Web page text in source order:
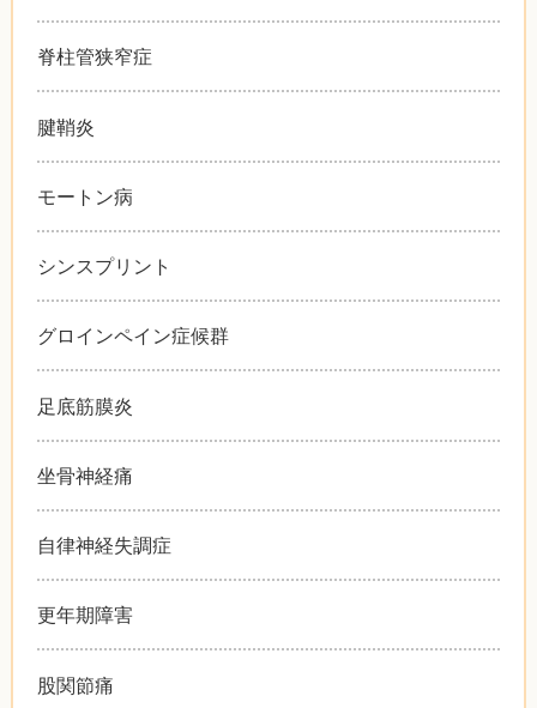
脊柱管狭窄症
腱鞘炎
モートン病
シンスプリント
グロインペイン症候群
足底筋膜炎
坐骨神経痛
自律神経失調症
更年期障害
股関節痛